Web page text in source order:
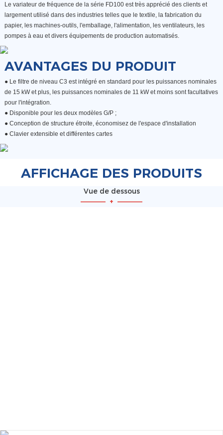
Le variateur de fréquence de la série FD100 est très apprécié des clients et
largement utilisé dans des industries telles que le textile, la fabrication du
papier, les machines-outils, l'emballage, l'alimentation, les ventilateurs, les
pompes à eau et divers équipements de production automatisés.
AVANTAGES DU PRODUIT
● Le filtre de niveau C3 est intégré en standard pour les puissances nominales
de 15 kW et plus, les puissances nominales de 11 kW et moins sont facultatives
pour l'intégration.
● Disponible pour les deux modèles G/P ;
● Conception de structure étroite, économisez de l'espace d'installation
● Clavier extensible et différentes cartes
AFFICHAGE DES PRODUITS
Vue de dessous
————— + —————